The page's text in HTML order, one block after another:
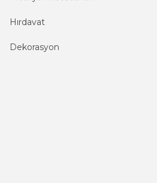
Hırdavat
Dekorasyon